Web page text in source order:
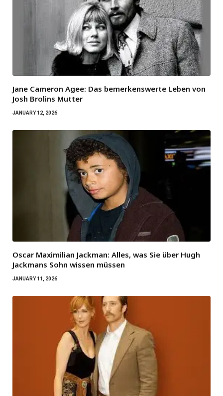
Jane Cameron Agee: Das bemerkenswerte Leben von
Josh Brolins Mutter
JANUARY 12, 2026
Oscar Maximilian Jackman: Alles, was Sie über Hugh
Jackmans Sohn wissen müssen
JANUARY 11, 2026